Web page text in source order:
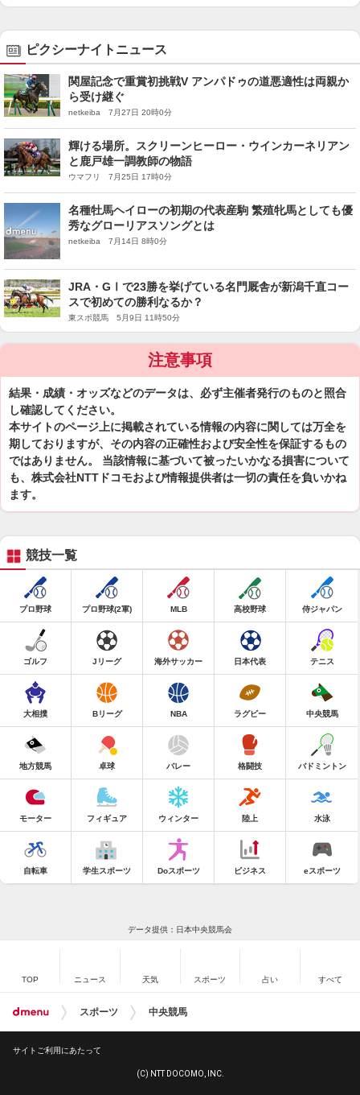
ピクシーナイトニュース
関屋記念で重賞初挑戦V アンパドゥの道悪適性は両親か
ら受け継ぐ
netkeiba 7月27日 20時0分
輝ける場所。スクリーンヒーロー・ウインカーネリアン
と鹿戸雄一調教師の物語
ウマフリ 7月25日 17時0分
名種牡馬ヘイローの初期の代表産駒 繁殖牝馬としても優
秀なグローリアスソングとは
netkeiba 7月14日 8時0分
JRA・GⅠで23勝を挙げている名門厩舎が新潟千直コー
スで初めての勝利なるか？
東スポ競馬 5月9日 11時50分
注意事項
結果・成績・オッズなどのデータは、必ず主催者発行のものと照合
し確認してください。
本サイトのページ上に掲載されている情報の内容に関しては万全を
期しておりますが、その内容の正確性および安全性を保証するもの
ではありません。 当該情報に基づいて被ったいかなる損害について
も、株式会社NTTドコモおよび情報提供者は一切の責任を負いかね
ます。
競技一覧
プロ野球 プロ野球(2軍) MLB 高校野球 侍ジャパン
ゴルフ Jリーグ 海外サッカー 日本代表 テニス
大相撲 Bリーグ NBA ラグビー 中央競馬
地方競馬 卓球 バレー 格闘技 バドミントン
モーター フィギュア ウィンター 陸上 水泳
自転車 学生スポーツ Doスポーツ ビジネス eスポーツ
データ提供：日本中央競馬会
TOP ニュース 天気 スポーツ 占い すべて
スポーツ 中央競馬
サイトご利用にあたって
(C) NTT DOCOMO, INC.